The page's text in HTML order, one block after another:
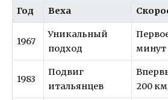
Год Веха
1967
Уникальный
подход
минут
1983
Подвиг
итальянцев
200